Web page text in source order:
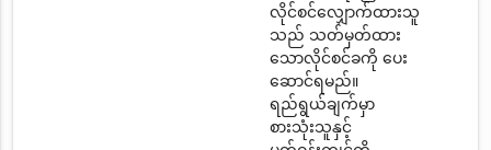
လိုင်စင်လျှောက်ထားသူ
သည် သတ်မှတ်ထား
သောလိုင်စင်ခကို ပေး
ဆောင်ရမည်။
ရည်ရွယ်ချက်မှာ
စားသုံးသူနှင့်